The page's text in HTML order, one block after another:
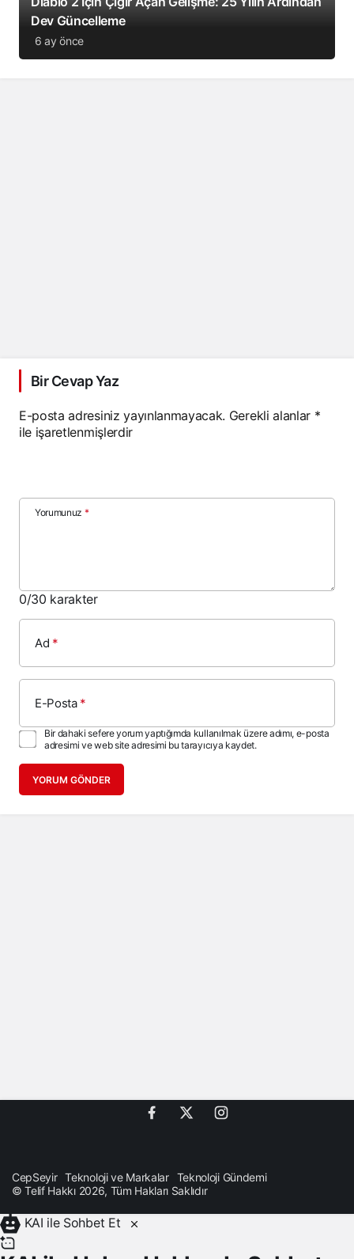
Dev Güncelleme
6 ay önce
Bir Cevap Yaz
E-posta adresiniz yayınlanmayacak. Gerekli alanlar *
ile işaretlenmişlerdir
Yorumunuz *
0/30 karakter
Ad *
E-Posta*
Bir dahaki sefere yorum yaptığımda kullanılmak üzere adımı, e-posta
adresimi ve web site adresimi bu tarayıcıya kaydet.
YORUM GÖNDER
CepSeyir Teknoloji ve Markalar
Teknoloji Gündemi
© Telif Hakkı 2026, Tüm Hakları Saklıdır
KAI ile Sohbet Et